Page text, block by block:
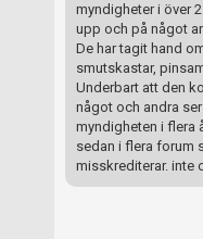
myndigheter i över
upp och på något
De har tagit hand
smutskastar,
Underbart att den
något och andra
myndigheten i flera
sedan i flera forum
misskrediterar. inte
Terms of Service